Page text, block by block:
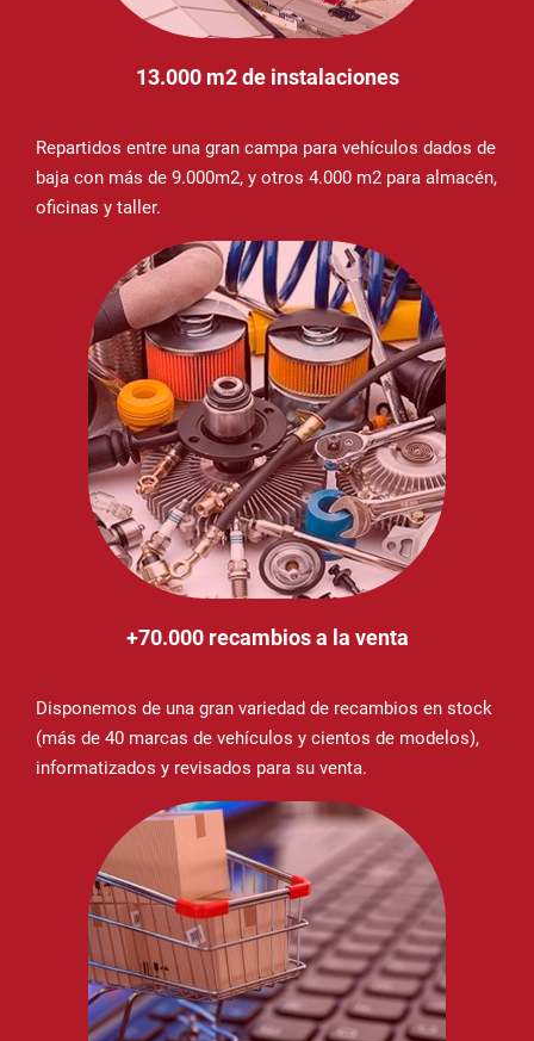
13.000 m2 de instalaciones
Repartidos entre una gran campa para vehículos dados de
baja con más de 9.000m2, y otros 4.000 m2 para almacén,
oficinas y taller.
+70.000 recambios a la venta
Disponemos de una gran variedad de recambios en stock
(más de 40 marcas de vehículos y cientos de modelos),
informatizados y revisados para su venta.